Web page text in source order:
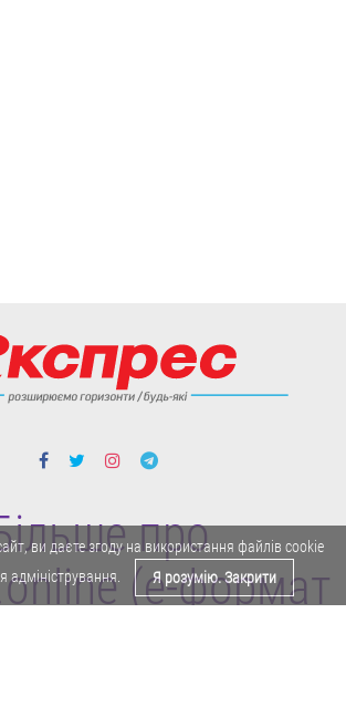
про
(e-формат
ви даєте згоду на використання файлів cookie
Я розумію. Закрити